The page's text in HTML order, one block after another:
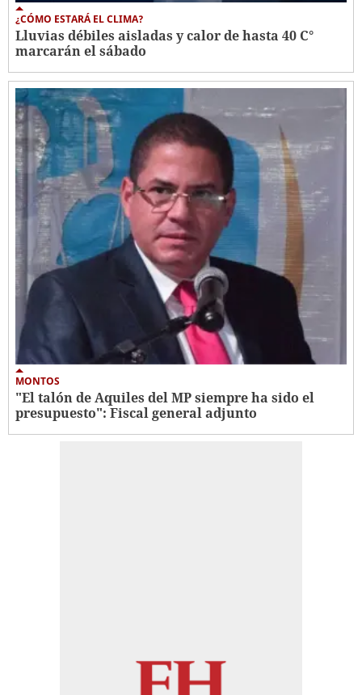
¿CÓMO ESTARÁ EL CLIMA?
Lluvias débiles aisladas y calor de hasta 40 C°
marcarán el sábado
MONTOS
"El talón de Aquiles del MP siempre ha sido el
presupuesto": Fiscal general adjunto